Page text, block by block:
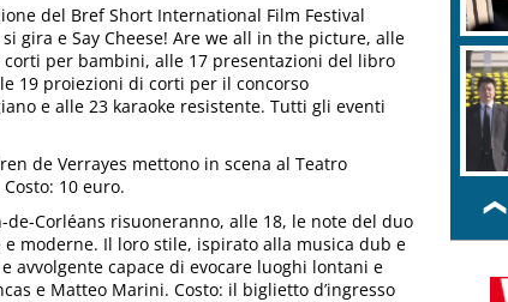
del Bref Short International Film Festival
gira e Say Cheese! Are we all in the picture, alle
corti per bambini, alle 17 presentazioni del libro
19 proiezioni di corti per il concorso
e alle 23 karaoke resistente. Tutti gli eventi
de Verrayes mettono in scena al Teatro
10 euro.
Corléans risuoneranno, alle 18, le note del duo
moderne. Il loro stile, ispirato alla musica dub e
avvolgente capace di evocare luoghi lontani e
e Matteo Marini. Costo: il biglietto d’ingresso
❮